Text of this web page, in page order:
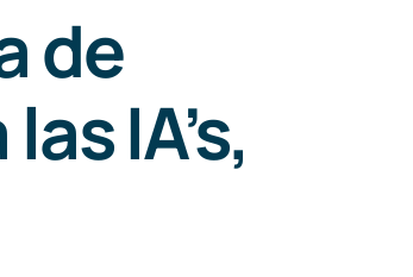
de
IA’s,